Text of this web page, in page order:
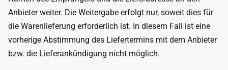
Anbieter weiter. Die Weitergabe erfolgt nur, soweit dies für
die Warenlieferung erforderlich ist. In diesem Fall ist eine
vorherige Abstimmung des Liefertermins mit dem Anbieter
bzw. die Lieferankündigung nicht möglich.